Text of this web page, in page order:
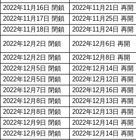
2022年11月16日 閉鎖
2022年11月21日 再開
2022年11月17日 閉鎖
2022年11月25日 再開
2022年11月18日 閉鎖
2022年11月24日 再開
2022年12月2日 閉鎖
2022年12月6日 再開
2022年12月2日 閉鎖
2022年12月8日 再開
2022年12月5日 閉鎖
2022年12月14日 再開
2022年12月5日 閉鎖
2022年12月12日 再開
2022年12月7日 閉鎖
2022年12月16日 再開
2022年12月8日 閉鎖
2022年12月13日 再開
2022年12月8日 閉鎖
2022年12月13日 再開
2022年12月9日 閉鎖
2022年12月14日 再開
2022年12月9日 閉鎖
2022年12月14日 再開